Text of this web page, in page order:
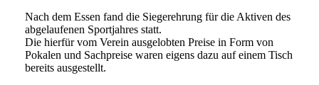
Nach dem Essen fand die Siegerehrung für die Aktiven des
abgelaufenen Sportjahres statt.
Die hierfür vom Verein ausgelobten Preise in Form von
Pokalen und Sachpreise waren eigens dazu auf einem Tisch
bereits ausgestellt.